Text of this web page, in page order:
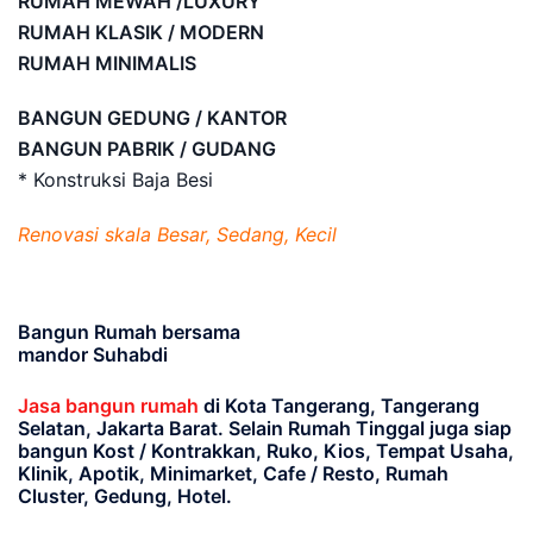
RUMAH KLASIK / MODERN
RUMAH MINIMALIS
BANGUN GEDUNG / KANTOR
BANGUN PABRIK / GUDANG
* Konstruksi Baja Besi
Renovasi skala Besar, Sedang, Kecil
Bangun Rumah bersama
mandor Suhabdi
Jasa bangun rumah di Kota Tangerang, Tangerang
Selatan, Jakarta Barat. Selain Rumah Tinggal juga siap
bangun Kost / Kontrakkan, Ruko, Kios, Tempat Usaha,
Klinik, Apotik, Minimarket, Cafe / Resto, Rumah
Cluster, Gedung, Hotel.